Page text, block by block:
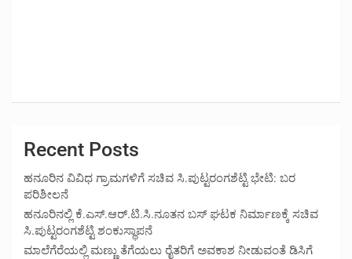
Recent Posts
ಹನೂರಿನ ವಿವಿಧ ಗ್ರಾಮಗಳಿಗೆ ಸಚಿವ ಸಿ.ಪುಟ್ಟರಂಗಶೆಟ್ಟಿ ಭೇಟಿ: ಬರ
ಪರಿಶೀಲನೆ
ಹನೂರಿನಲ್ಲಿ ಕೆ.ಎಸ್.ಆರ್.ಟಿ.ಸಿ.ನೂತನ ಬಸ್ ಘಟಕ ನಿರ್ಮಾಣಕ್ಕೆ ಸಚಿವ
ಸಿ.ಪುಟ್ಟರಂಗಶೆಟ್ಟಿ ಶಂಕುಸ್ಥಾಪನೆ
ಮಾಲೆಗೆರೆಯಲ್ಲಿ ಮಣ್ಣು ತೆಗೆಯಲು ರೈತರಿಗೆ ಅವಕಾಶ ನೀಡುವಂತೆ ಡಿಸಿಗೆ